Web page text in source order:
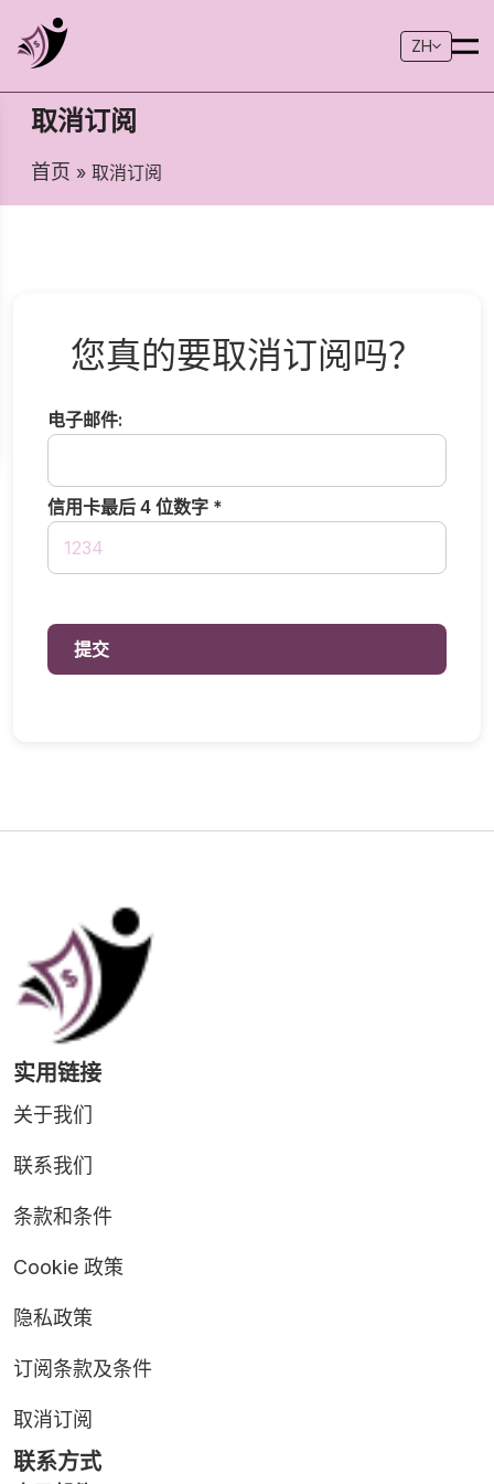
ZH
取消订阅
首页 » 取消订阅
您真的要取消订阅吗？
电子邮件:
信用卡最后 4 位数字 *
实用链接
关于我们
联系我们
条款和条件
Cookie 政策
隐私政策
订阅条款及条件
取消订阅
联系方式